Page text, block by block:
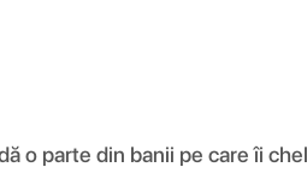
o parte din banii pe care îi